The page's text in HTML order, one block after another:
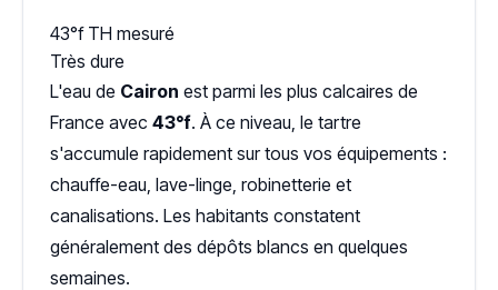
43°f TH mesuré
Très dure
L'eau de Cairon est parmi les plus calcaires de
France avec 43°f. À ce niveau, le tartre
s'accumule rapidement sur tous vos équipements :
chauffe-eau, lave-linge, robinetterie et
canalisations. Les habitants constatent
généralement des dépôts blancs en quelques
semaines.